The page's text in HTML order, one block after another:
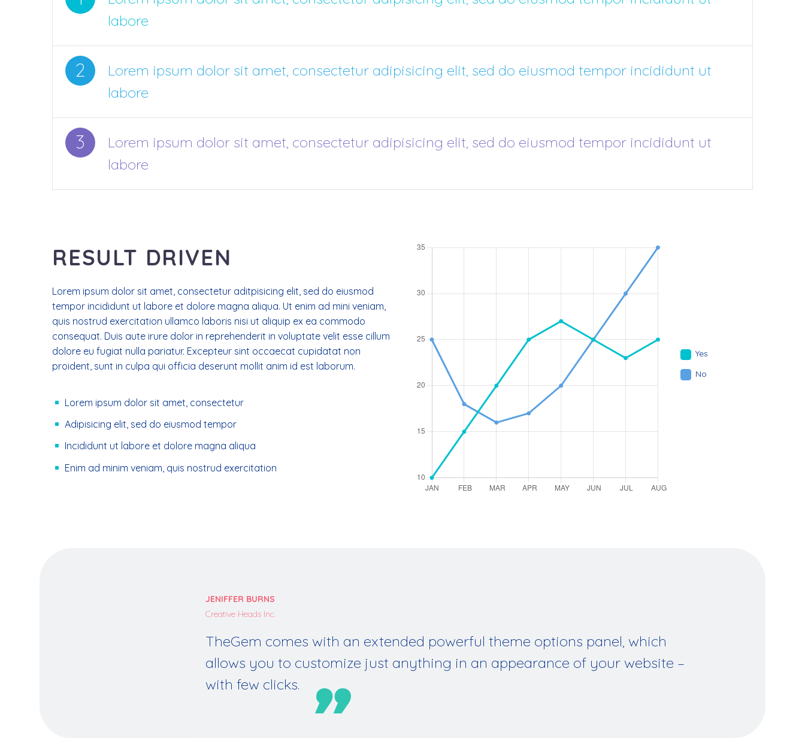
labore
2
Lorem ipsum dolor sit amet, consectetur adipisicing elit, sed do eiusmod tempor incididunt ut
labore
3
Lorem ipsum dolor sit amet, consectetur adipisicing elit, sed do eiusmod tempor incididunt ut
labore
RESULT DRIVEN
Lorem ipsum dolor sit amet, consectetur aditpisicing elit, sed do eiusmod
tempor incididunt ut labore et dolore magna aliqua. Ut enim ad mini veniam,
quis nostrud exercitation ullamco laboris nisi ut aliquip ex ea commodo
consequat. Duis aute irure dolor in reprehenderit in voluptate velit esse cillum
dolore eu fugiat nulla pariatur. Excepteur sint occaecat cupidatat non
proident, sunt in culpa qui officia deserunt mollit anim id est laborum.
Lorem ipsum dolor sit amet, consectetur
Adipisicing elit, sed do eiusmod tempor
Incididunt ut labore et dolore magna aliqua
Enim ad minim veniam, quis nostrud exercitation
Yes
No
JENIFFER BURNS
Creative Heads Inc.
TheGem comes with an extended powerful theme options panel, which
allows you to customize just anything in an appearance of your website –
with few clicks.
